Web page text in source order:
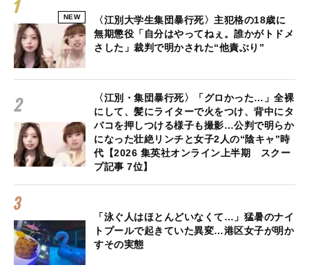
NEW
〈江別大学生集団暴行死〉主犯格の18歳に
無期懲役「自分はやってねぇ。誰かがトドメ
さした」裁判で明かされた“他責ぶり”
〈江別・集団暴行死〉「グロかった…」全裸
にして、髪にライターで火をつけ、背中にタ
バコを押しつける様子も撮影…公判で明らか
になった壮絶リンチと女子2人の“陰キャ”時
代【2026 集英社オンライン上半期 スクー
プ記事 7位】
「泳ぐ人はほとんどいなくて…」猛暑のナイ
トプールで起きていた異変…港区女子が明か
すその実態